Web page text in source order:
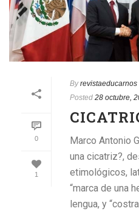
0
1
By revistaeducarnos
Posted 28 octubre,
Marco Antonio
una cicatriz?,
etimológicos,
“marca de una
lengua, y